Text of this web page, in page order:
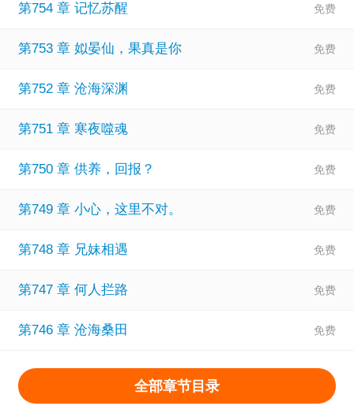
第754 章 记忆苏醒
第753 章 姒晏仙，果真是你
第752 章 沧海深渊
第751 章 寒夜噬魂
第750 章 供养，回报？
第749 章 小心，这里不对。
第748 章 兄妹相遇
第747 章 何人拦路
第746 章 沧海桑田
全部章节目录